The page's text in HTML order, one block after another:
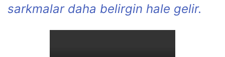
sarkmalar daha belirgin hale gelir.